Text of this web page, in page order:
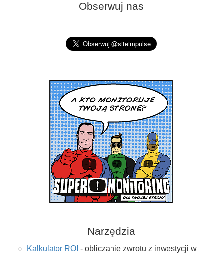
Obserwuj nas
Narzędzia
Kalkulator ROI - obliczanie zwrotu z inwestycji w